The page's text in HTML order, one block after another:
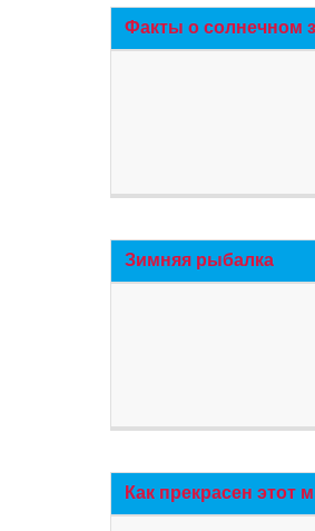
Факты о солнечном
Зимняя рыбалка
Как прекрасен этот